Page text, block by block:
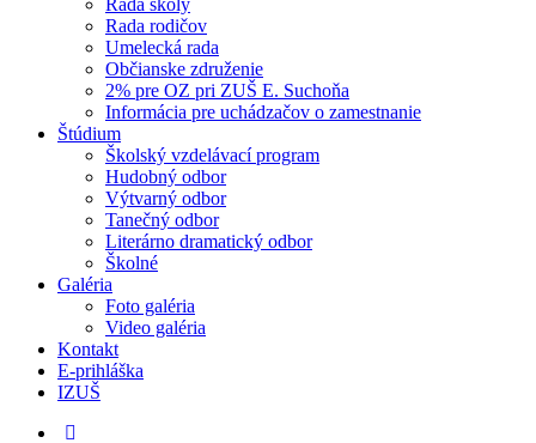
Rada školy
Rada rodičov
Umelecká rada
Občianske združenie
2% pre OZ pri ZUŠ E. Suchoňa
Informácia pre uchádzačov o zamestnanie
Štúdium
Školský vzdelávací program
Hudobný odbor
Výtvarný odbor
Tanečný odbor
Literárno dramatický odbor
Školné
Galéria
Foto galéria
Video galéria
Kontakt
E-prihláška
IZUŠ